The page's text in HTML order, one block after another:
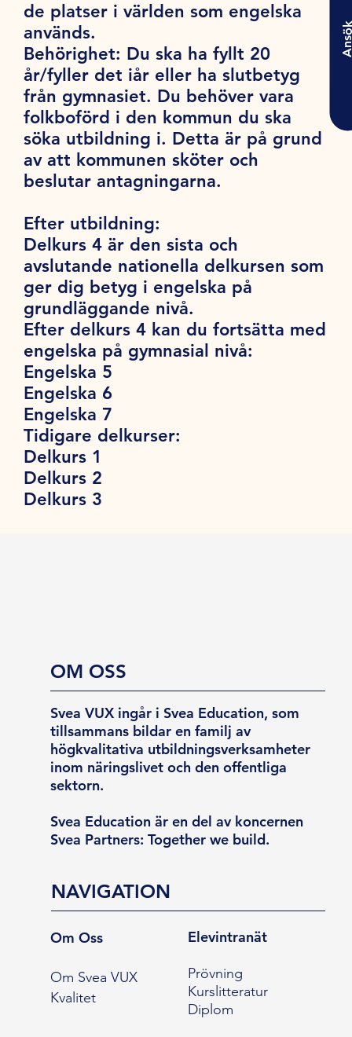
de platser i världen som engelska
används.
Behörighet: Du ska ha fyllt 20
år/fyller det iår eller ha slutbetyg
från gymnasiet. Du behöver vara
folkboförd i den kommun du ska
söka utbildning i. Detta är på grund
av att kommunen sköter och
beslutar antagningarna.
Efter utbildning:
Delkurs 4 är den sista och
avslutande nationella delkursen som
ger dig betyg i engelska på
grundläggande nivå.
Efter delkurs 4 kan du fortsätta med
engelska på gymnasial nivå:
Engelska 5
Engelska 6
Engelska 7
Tidigare delkurser:
Delkurs 1
Delkurs 2
Delkurs 3
OM OSS
Svea VUX ingår i Svea Education, som
tillsammans bildar en familj av
högkvalitativa utbildningsverksamheter
inom näringslivet och den offentliga
sektorn.
Svea Education är en del av koncernen
Svea Partners: Together we build.
NAVIGATION
Om Oss
Om Svea VUX
Kvalitet
Elevintranät
Prövning
Kurslitteratur
Diplom